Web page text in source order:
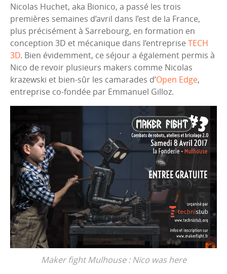
Nicolas Huchet, aka Bionico, a passé les trois
premières semaines d’avril dans l’est de la France,
plus précisément à Sarrebourg, en formation en
conception 3D et mécanique dans l’entreprise TECH
3D. Bien évidemment, ce séjour a également permis à
Nico de revoir plusieurs makers comme Nicolas
krazewski et bien-sûr les camarades d’Open Edge,
entreprise co-fondée par Emmanuel Gilloz.
Maker fight Mulhouse : Nico was here